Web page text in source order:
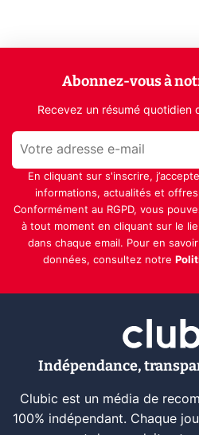
Abonnez-vous à
Recevez un résumé quotidien
En cliquant sur s'inscrire,
informations, actualités et
Conformément au RGPD, vous
à tout moment en cliquant sur le
dans chaque email. Pour en
données, consultez notre
Indépendance,
Clubic est un média de
100% indépendant. Chaque